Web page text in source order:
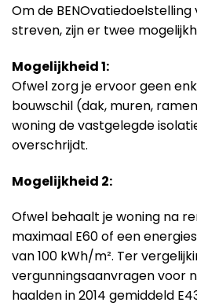
Om de
streven, zijn er twee
Mogelijkheid 1:
Ofwel zorg je ervoor geen
bouwschil (dak, muren,
woning de vastgelegde
overschrijdt.
Mogelijkheid 2:
Ofwel behaalt je woning na
maximaal E60 of een
van 100 kWh/m². Ter
vergunningsaanvragen voor
haalden in 2014 gemiddeld